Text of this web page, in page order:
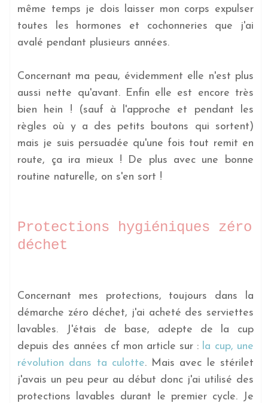
même temps je dois laisser mon corps expulser
toutes les hormones et cochonneries que j'ai
avalé pendant plusieurs années.
Concernant ma peau, évidemment elle n'est plus
aussi nette qu'avant. Enfin elle est encore très
bien hein ! (sauf à l'approche et pendant les
règles où y a des petits boutons qui sortent)
mais je suis persuadée qu'une fois tout remit en
route, ça ira mieux ! De plus avec une bonne
routine naturelle, on s'en sort !
Protections hygiéniques zéro
déchet
Concernant mes protections, toujours dans la
démarche zéro déchet, j'ai acheté des serviettes
lavables. J'étais de base, adepte de la cup
depuis des années cf mon article sur : la cup, une
révolution dans ta culotte. Mais avec le stérilet
j'avais un peu peur au début donc j'ai utilisé des
protections lavables durant le premier cycle. Je